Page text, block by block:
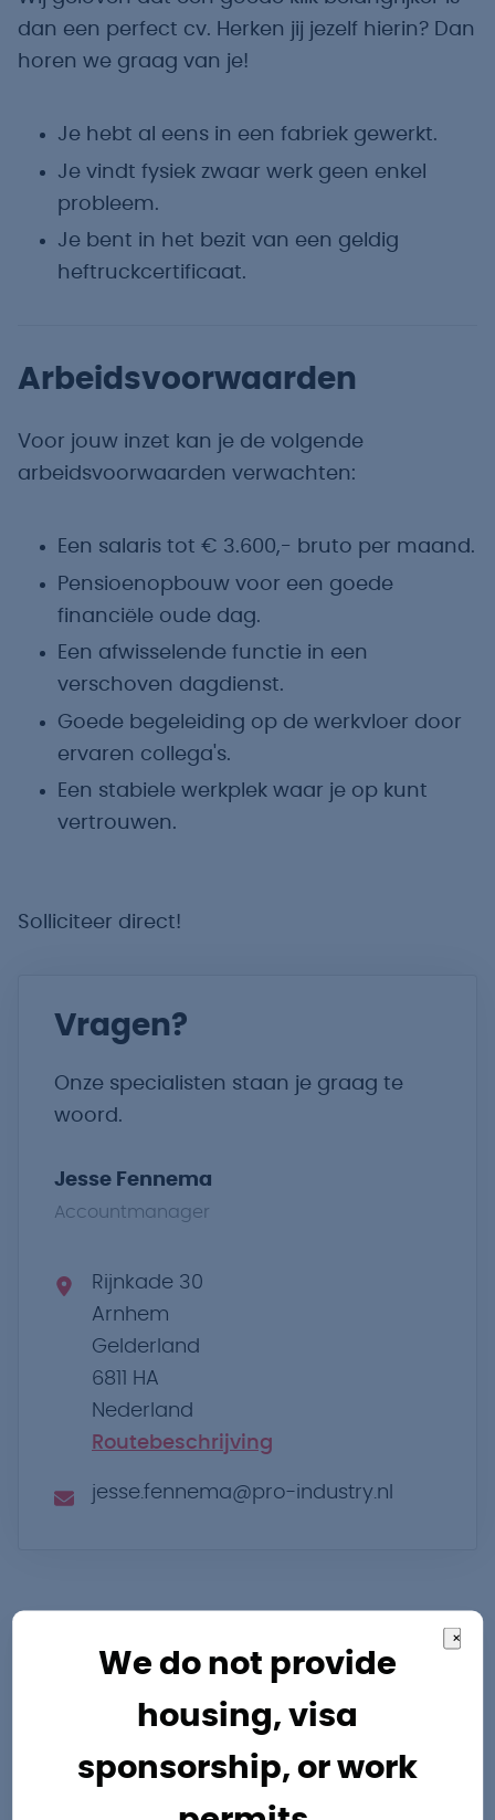
×
We do not provide
housing, visa
sponsorship, or work
dan een perfect cv. Herken jij jezelf hierin? Dan
horen we graag van je!
Je hebt al eens in een fabriek gewerkt.
Je vindt fysiek zwaar werk geen enkel
probleem.
Je bent in het bezit van een geldig
heftruckcertificaat.
Arbeidsvoorwaarden
Voor jouw inzet kan je de volgende
arbeidsvoorwaarden verwachten:
Een salaris tot € 3.600,- bruto per maand.
Pensioenopbouw voor een goede
financiële oude dag.
Een afwisselende functie in een
verschoven dagdienst.
Goede begeleiding op de werkvloer door
ervaren collega's.
Een stabiele werkplek waar je op kunt
vertrouwen.
Solliciteer direct!
Vragen?
Onze specialisten staan je graag te
woord.
Jesse Fennema
Accountmanager
Rijnkade 30
Arnhem
Gelderland
6811 HA
Nederland
Routebeschrijving
jesse.fennema@pro-industry.nl
Andere
interessante